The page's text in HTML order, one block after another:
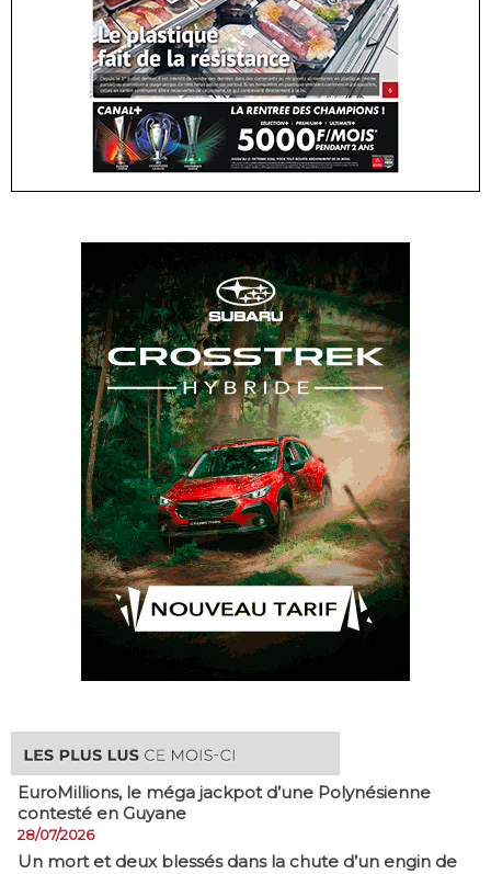
EuroMillions, ​le méga jackpot d’une Polynésienne
contesté en Guyane
28/07/2026
​Un mort et deux blessés dans la chute d’un engin de